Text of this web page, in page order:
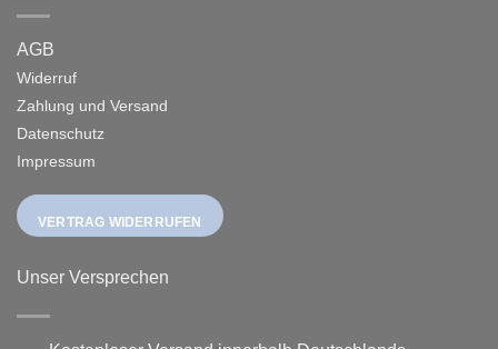
AGB
Widerruf
Zahlung und Versand
Datenschutz
Impressum
VERTRAG WIDERRUFEN
Unser Versprechen